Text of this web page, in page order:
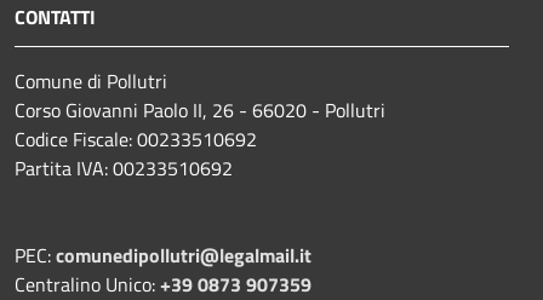
CONTATTI
Comune di Pollutri
Corso Giovanni Paolo II, 26 - 66020 - Pollutri
Codice Fiscale: 00233510692
Partita IVA: 00233510692
PEC:comunedipollutri@legalmail.it
Centralino Unico:+39 0873 907359